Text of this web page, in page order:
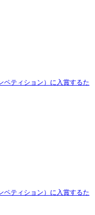
ペティション）に入賞するた
ペティション）に入賞するた